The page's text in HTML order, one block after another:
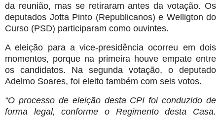
da reunião, mas se retiraram antes da votação. Os
deputados Jotta Pinto (Republicanos) e Welligton do
Curso (PSD) participaram como ouvintes.
A eleição para a vice-presidência ocorreu em dois
momentos, porque na primeira houve empate entre
os candidatos. Na segunda votação, o deputado
Adelmo Soares, foi eleito também com seis votos.
“O processo de eleição desta CPI foi conduzido de
forma legal, conforme o Regimento desta Casa.